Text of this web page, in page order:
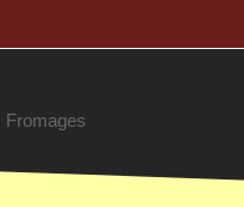
Fromages